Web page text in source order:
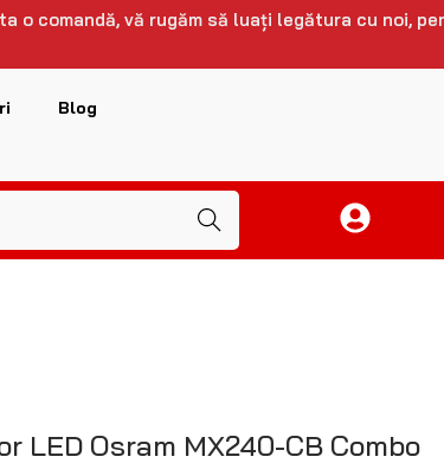
comandă, vă rugăm să luați legătura cu noi,
Blog
Caută
LED Osram MX240-CB Combo